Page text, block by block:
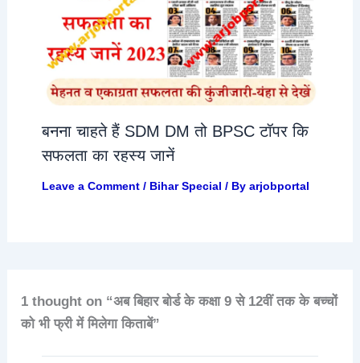
बनना चाहते हैं SDM DM तो BPSC टॉपर कि
सफलता का रहस्य जानें
Leave a Comment / Bihar Special / By arjobportal
1 thought on “अब बिहार बोर्ड के कक्षा 9 से 12वीं तक के बच्चों
को भी फ्री में मिलेगा किताबें”